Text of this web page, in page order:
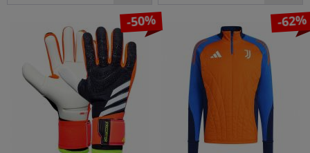
-50% -62%